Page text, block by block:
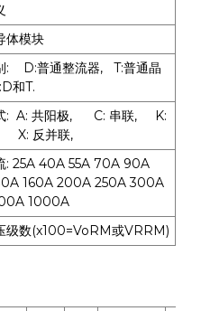
体模块
: D:普通整流器, T:普通晶
和T.
: A: 共阳极, C: 串联, K:
X: 反并联,
: 25A 40A 55A 70A 90A
160A 200A 250A 300A
1000A
级数(x100=VoRM或VRRM)